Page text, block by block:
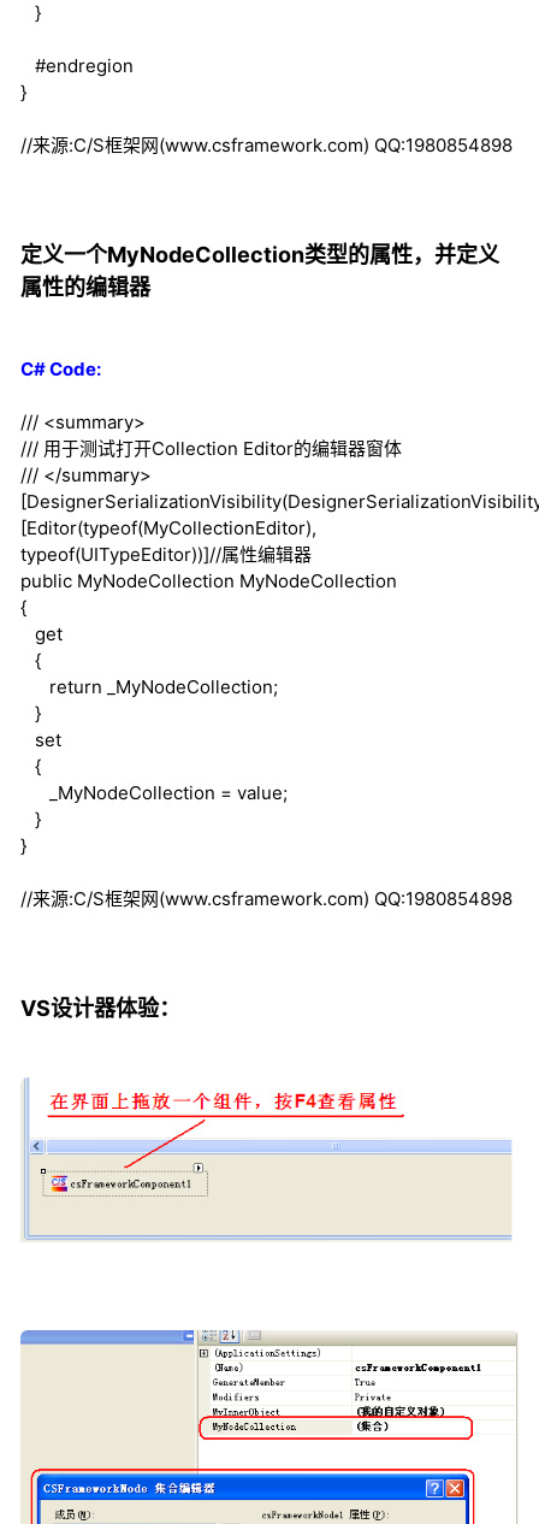
}
#endregion
}
//来源:C/S框架网(www.csframework.com) QQ:1980854898
定义一个MyNodeCollection类型的属性，并定义
属性的编辑器
C# Code:
/// <summary>
/// 用于测试打开Collection Editor的编辑器窗体
/// </summary>
[Editor(typeof(MyCollectionEditor),
typeof(UITypeEditor))]//属性编辑器
public MyNodeCollection MyNodeCollection
{
get
{
return _MyNodeCollection;
}
set
{
_MyNodeCollection = value;
}
}
//来源:C/S框架网(www.csframework.com) QQ:1980854898
VS设计器体验：